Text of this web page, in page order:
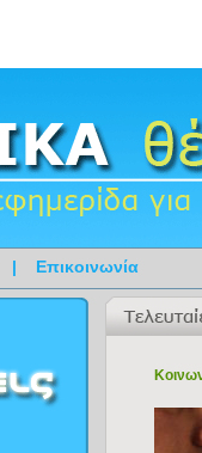
| Επικοινωνία